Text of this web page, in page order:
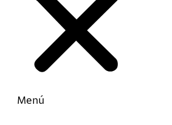
Menú